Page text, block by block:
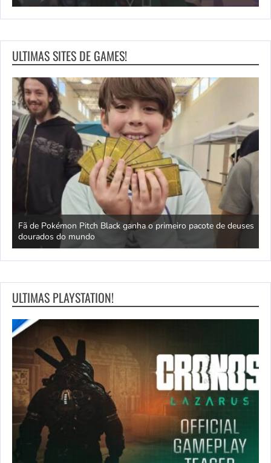
ULTIMAS SITES DE GAMES!
Fã de Pokémon Pitch Black ganha o primeiro pacote de deuses
dourados do mundo
ULTIMAS PLAYSTATION!